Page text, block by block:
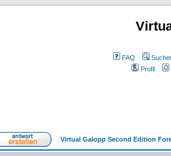
FAQ
Profil
Virtual Galopp Second Edition